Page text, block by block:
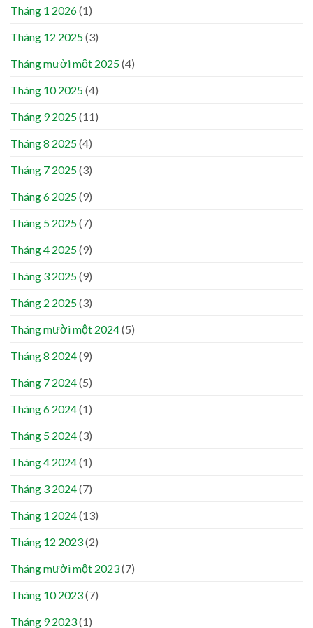
Tháng 1 2026(1)
Tháng 12 2025(3)
Tháng mười một 2025(4)
Tháng 10 2025(4)
Tháng 9 2025(11)
Tháng 8 2025(4)
Tháng 7 2025(3)
Tháng 6 2025(9)
Tháng 5 2025(7)
Tháng 4 2025(9)
Tháng 3 2025(9)
Tháng 2 2025(3)
Tháng mười một 2024(5)
Tháng 8 2024(9)
Tháng 7 2024(5)
Tháng 6 2024(1)
Tháng 5 2024(3)
Tháng 4 2024(1)
Tháng 3 2024(7)
Tháng 1 2024(13)
Tháng 12 2023(2)
Tháng mười một 2023(7)
Tháng 10 2023(7)
Tháng 9 2023(1)